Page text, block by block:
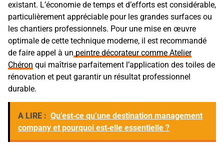
existant. L’économie de temps et d’efforts est considérable,
particulièrement appréciable pour les grandes surfaces ou
les chantiers professionnels. Pour une mise en œuvre
optimale de cette technique moderne, il est recommandé
de faire appel à un peintre décorateur comme Atelier
Chéron qui maîtrise parfaitement l’application des toiles de
rénovation et peut garantir un résultat professionnel
durable.
A LIRE : Qu’est‑ce qu’une destination management
company et pourquoi est‑elle essentielle ?